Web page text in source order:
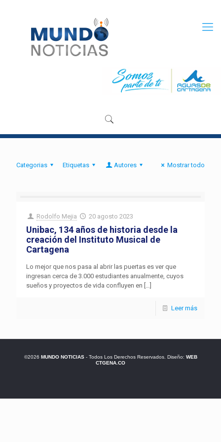
Categorias Etiquetas Autores Mostrar todo
Rodolfo Mejia 20 agosto 2023
Unibac, 134 años de historia desde la
creación del Instituto Musical de
Cartagena
Lo mejor que nos pasa al abrir las puertas es ver que
ingresan cerca de 3.000 estudiantes anualmente, cuyos
sueños y proyectos de vida confluyen en […]
Leer más
©2026 MUNDO NOTICIAS- Todos Los Derechos Reservados. Diseño: WEB
CTGENA.CO